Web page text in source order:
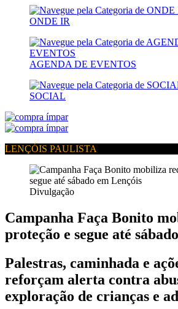
ONDE IR
AGENDA DE EVENTOS
SOCIAL
LENÇÓIS PAULISTA
Divulgação
Campanha Faça Bonito
proteção e segue até
Palestras, caminhada e
reforçam alerta contra
exploração de crianças e